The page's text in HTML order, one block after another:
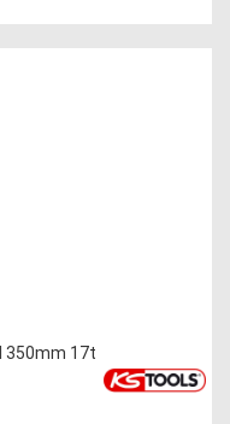
350mm 17t